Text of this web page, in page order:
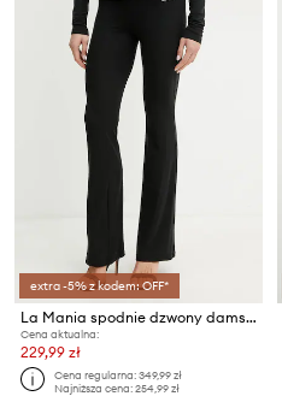
extra -5% z kodem: OFF*
La Mania spodnie dzwony damskie z wiskozą
Cena aktualna:
229,99 zł
Cena regularna:349,99 zł
Najniższa cena:254,99 zł